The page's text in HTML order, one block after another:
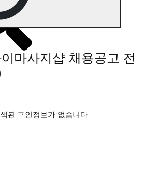
마사지샵 채용공고 전
된 구인정보가 없습니다